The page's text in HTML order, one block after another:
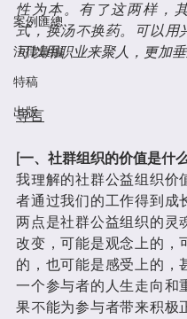
案例匯總
法律彙編
特稿
出版
性为本。有了这两样，
式，换汤不换药。可以用
可以用职业来聚人，更加垂
导言
[一、社群组织的价值是什
我理解的社群公益组织价
者通过我们的工作得到成
两点是社群公益组织的灵
改变，可能是观念上的，
的，也可能是感受上的，
一个参与者的人生走向和
果不能为参与者带来积极